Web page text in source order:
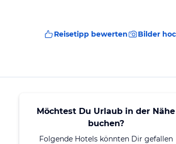
Reisetipp bewerten Bilder
Möchtest Du Urlaub in der Nähe
buchen?
Folgende Hotels könnten Dir gefallen